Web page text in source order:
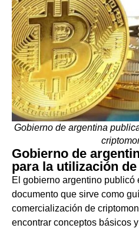
Gobierno de argentina
Gobierno de
para la utilización
El gobierno argentino publicó
documento que sirve como
comercialización de
encontrar conceptos básicos